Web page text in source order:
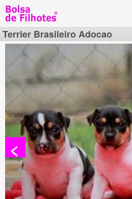
Terrier Brasileiro Adocao
<